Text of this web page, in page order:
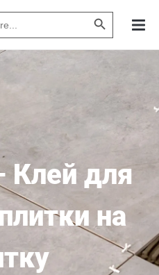
Search
Клей для
на